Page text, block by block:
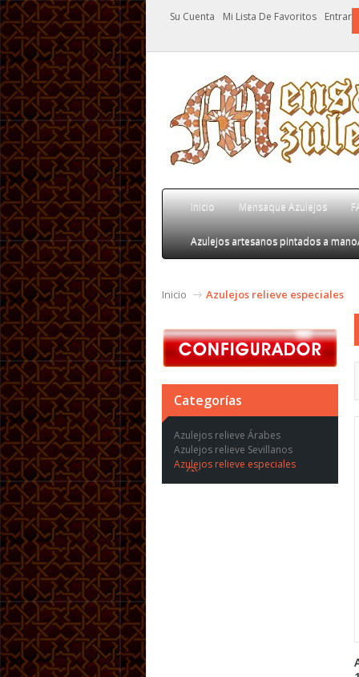
Su Cuenta Mi Lista De Favoritos Entrar
Inicio Mensaque Azulejos
Azulejos artesanos pintados a mano
Inicio Azulejos relieve especiales
Categorías
Azulejos relieve Árabes
Azulejos relieve Sevillanos
Azulejos relieve especiales